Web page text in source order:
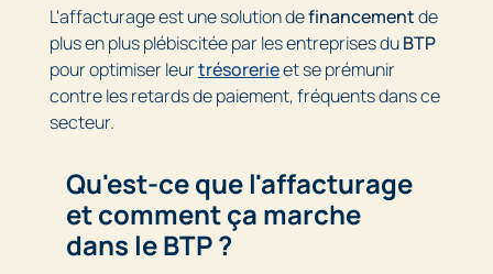
L'affacturage est une solution definancementde
plus en plus plébiscitée par les entreprises duBTP
pour optimiser leurtrésorerieet se prémunir
contre les retards de paiement, fréquents dans ce
secteur.
Qu'est-ce que l'affacturage
et comment ça marche
dans le BTP ?